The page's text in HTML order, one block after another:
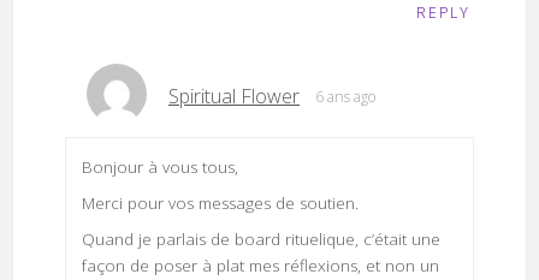
REPLY
Spiritual Flower 6 ans ago
Bonjour à vous tous,
Merci pour vos messages de soutien.
Quand je parlais de board rituelique, c’était une
façon de poser à plat mes réflexions, et non un